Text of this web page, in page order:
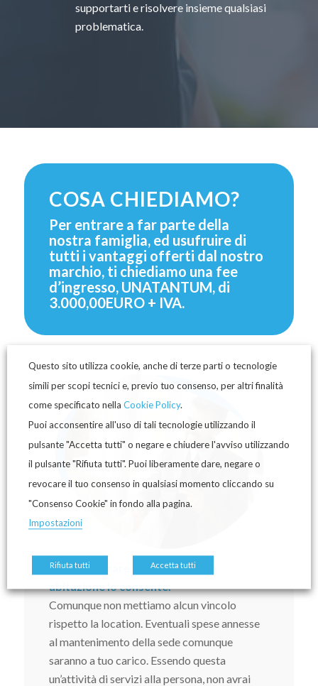
supportarti e risolvere insieme qualsiasi
problematica.
COSA CHIEDIAMO?
Per entrare a far parte della
nostra famiglia, ed usufruire di
tutti i vantaggi offerti dal nostro
marchio, ti chiediamo una fee
d’ingresso, UNATANTUM, di
3.000,00EURO + IVA.
Potrai lavorare da casa se la tua
abitazione lo consente.
Comunque non mettiamo alcun vincolo
rispetto la location. Eventuali spese annesse
al mantenimento della sede comunque
saranno a tuo carico. Essendo questa
un’attività di servizi alla persona, non avrai
Questo sito utilizza cookie, anche di terze parti o tecnologie
simili per scopi tecnici e, previo tuo consenso, per altri finalità
come specificato nella Cookie Policy.
Puoi acconsentire all'uso di tali tecnologie utilizzando il
pulsante "Accetta tutti" o negare e chiudere l'avviso utilizzando
il pulsante "Rifiuta tutti". Puoi liberamente dare, negare o
revocare il tuo consenso in qualsiasi momento cliccando su
"Consenso Cookie" in fondo alla pagina.
Impostazioni
Rifiuta tutti Accetta tutti